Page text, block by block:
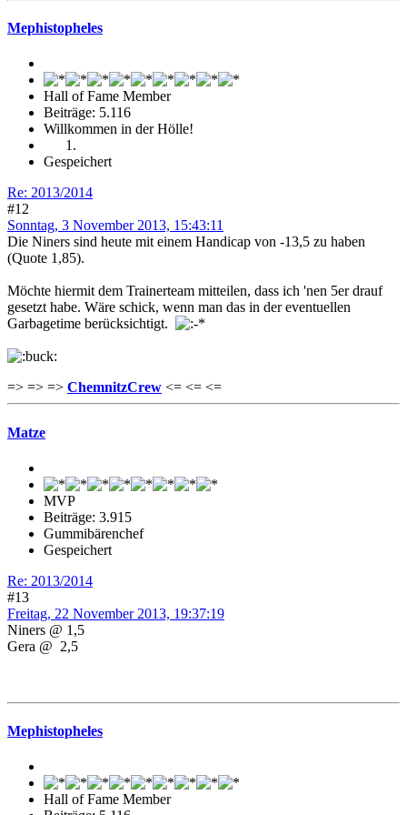
Mephistopheles
Hall of Fame Member
Beiträge: 5.116
Willkommen in der Hölle!
Gespeichert
Re: 2013/2014
#12
Sonntag, 3 November 2013, 15:43:11
Die Niners sind heute mit einem Handicap von -13,5 zu haben
(Quote 1,85).
Möchte hiermit dem Trainerteam mitteilen, dass ich 'nen 5er drauf
gesetzt habe. Wäre schick, wenn man das in der eventuellen
Garbagetime berücksichtigt.
=> => => ChemnitzCrew <= <= <=
Matze
MVP
Beiträge: 3.915
Gummibärenchef
Gespeichert
Re: 2013/2014
#13
Freitag, 22 November 2013, 19:37:19
Niners @ 1,5
Gera @ 2,5
Mephistopheles
Hall of Fame Member